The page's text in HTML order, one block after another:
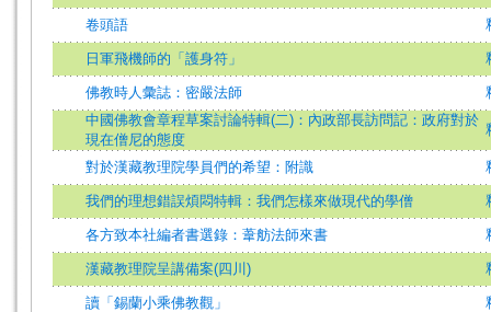
卷頭語
日軍飛機師的「護身符」
佛教時人彙誌：密嚴法師
中國佛教會章程草案討論特輯(二)：內政部長訪問記：政府對於
現在僧尼的態度
對於漢藏教理院學員們的希望：附識
我們的理想錯誤煩悶特輯：我們怎樣來做現代的學僧
各方致本社編者書選錄：葦舫法師來書
漢藏教理院呈講備案(四川)
讀「錫蘭小乘佛教觀」